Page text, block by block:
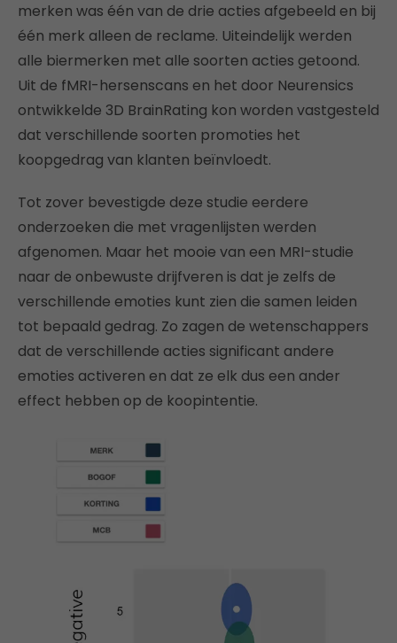
merken was één van de drie acties afgebeeld en bij
één merk alleen de reclame. Uiteindelijk werden
alle biermerken met alle soorten acties getoond.
Uit de fMRI-hersenscans en het door Neurensics
ontwikkelde 3D BrainRating kon worden vastgesteld
dat verschillende soorten promoties het
koopgedrag van klanten beïnvloedt.
Tot zover bevestigde deze studie eerdere
onderzoeken die met vragenlijsten werden
afgenomen. Maar het mooie van een MRI-studie
naar de onbewuste drijfveren is dat je zelfs de
verschillende emoties kunt zien die samen leiden
tot bepaald gedrag. Zo zagen de wetenschappers
dat de verschillende acties significant andere
emoties activeren en dat ze elk dus een ander
effect hebben op de koopintentie.